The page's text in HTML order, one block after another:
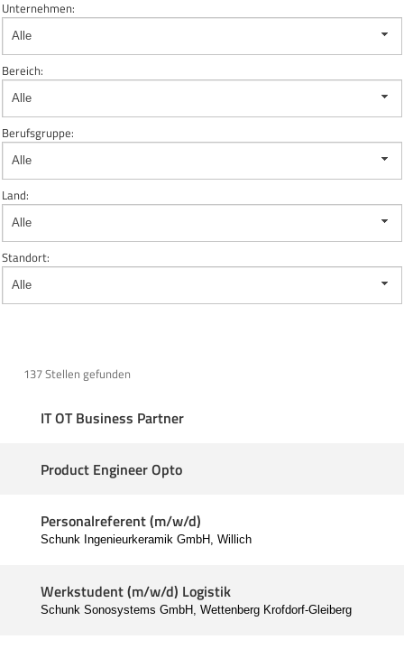
Unternehmen:
Alle
Bereich:
Alle
Berufsgruppe:
Alle
Land:
Alle
Standort:
Alle
137 Stellen gefunden
IT OT Business Partner
Product Engineer Opto
Personalreferent (m/w/d)
Schunk Ingenieurkeramik GmbH, Willich
Werkstudent (m/w/d) Logistik
Schunk Sonosystems GmbH, Wettenberg Krofdorf-Gleiberg